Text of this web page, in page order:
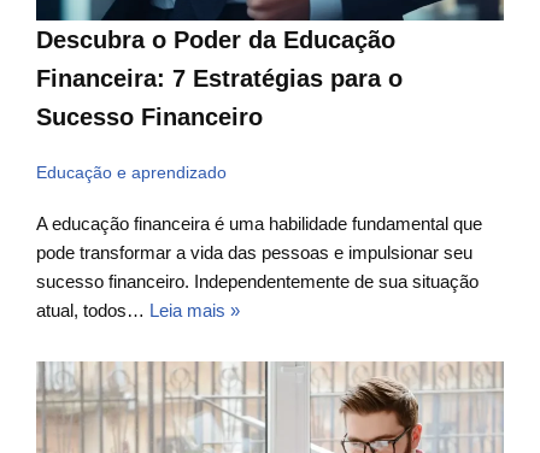
Descubra o Poder da Educação
Financeira: 7 Estratégias para o
Sucesso Financeiro
Educação e aprendizado
A educação financeira é uma habilidade fundamental que
pode transformar a vida das pessoas e impulsionar seu
sucesso financeiro. Independentemente de sua situação
atual, todos… Leia mais »